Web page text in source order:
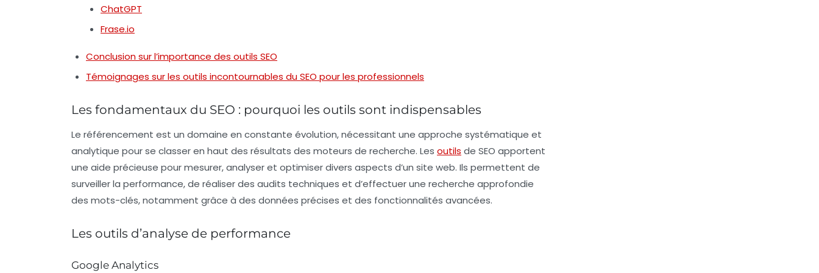
ChatGPT
Frase.io
Conclusion sur l’importance des outils SEO
Témoignages sur les outils incontournables du SEO pour les professionnels
Les fondamentaux du SEO : pourquoi les outils sont indispensables
Le référencement est un domaine en constante évolution, nécessitant une approche systématique et
analytique pour se classer en haut des résultats des moteurs de recherche. Les outils de SEO apportent
une aide précieuse pour mesurer, analyser et optimiser divers aspects d’un site web. Ils permettent de
surveiller la performance, de réaliser des audits techniques et d’effectuer une recherche approfondie
des mots-clés, notamment grâce à des données précises et des fonctionnalités avancées.
Les outils d’analyse de performance
Google Analytics